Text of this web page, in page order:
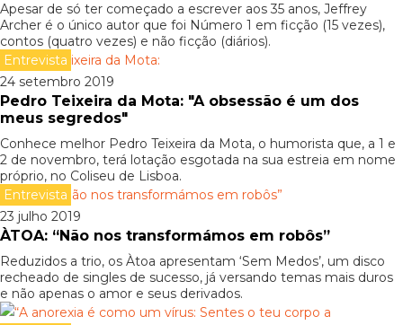
Apesar de só ter começado a escrever aos 35 anos, Jeffrey
Archer é o único autor que foi Número 1 em ficção (15 vezes),
contos (quatro vezes) e não ficção (diários).
Entrevista
24 setembro 2019
Pedro Teixeira da Mota: "A obsessão é um dos
meus segredos"
Conhece melhor Pedro Teixeira da Mota, o humorista que, a 1 e
2 de novembro, terá lotação esgotada na sua estreia em nome
próprio, no Coliseu de Lisboa.
Entrevista
23 julho 2019
ÀTOA: “Não nos transformámos em robôs”
Reduzidos a trio, os Àtoa apresentam ‘Sem Medos’, um disco
recheado de singles de sucesso, já versando temas mais duros
e não apenas o amor e seus derivados.